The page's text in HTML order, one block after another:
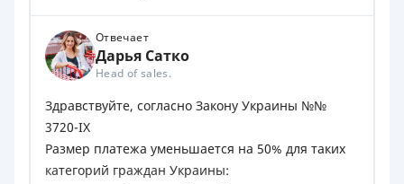
Отвечает
Дарья Сатко
Head of sales.
Здравствуйте, согласно Закону Украины №№
3720-IX
Размер платежа уменьшается на 50% для таких
категорий граждан Украины: